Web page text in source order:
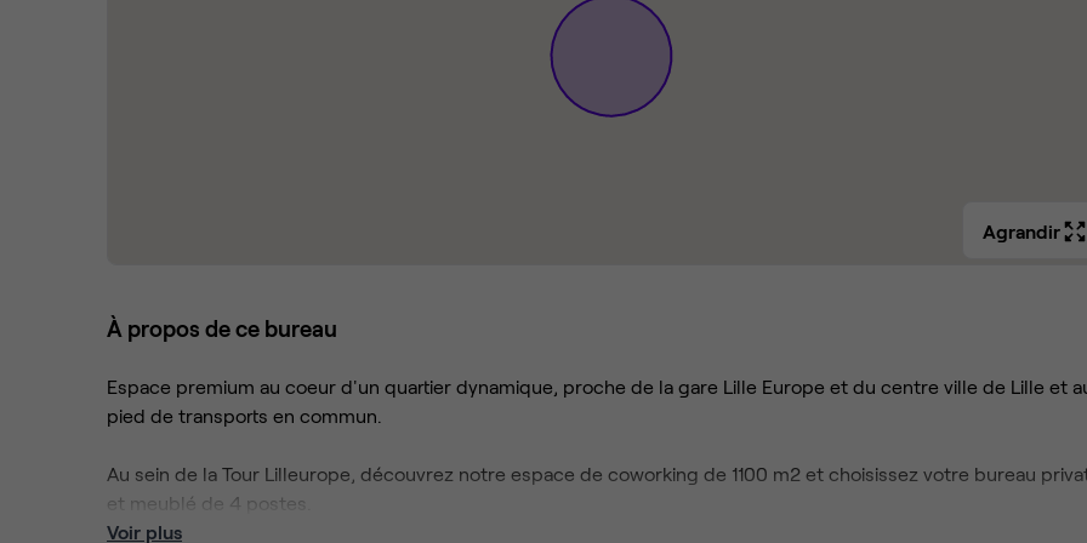
Agrandir
À propos de ce bureau
Espace premium au coeur d'un quartier dynamique, proche de la gare Lille Europe et du centre ville de Lille et
pied de transports en commun.
Au sein de la Tour Lilleurope, découvrez notre espace de coworking de 1100 m2 et choisissez votre bureau
et meublé de 4 postes.
Entre espaces de détente, de restauration et salles de réunion vous vous sentirez comme chez vous. Les plus de
Voir plus